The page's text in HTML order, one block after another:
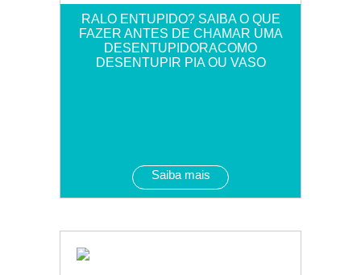
RALO ENTUPIDO? SAIBA O QUE
FAZER ANTES DE CHAMAR UMA
DESENTUPIDORACOMO
DESENTUPIR PIA OU VASO
Saiba mais